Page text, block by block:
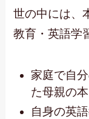
世の中には、
教育・英語学
家庭で自
た母親の本
自身の英